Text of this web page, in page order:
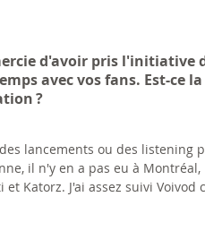
d'avoir pris l'initiative
avec vos fans. Est-ce
?
lancements ou des
il n'y en a pas eu à
Katorz. J'ai assez suivi